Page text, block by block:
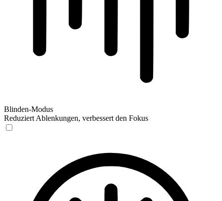
Blinden-Modus
Reduziert Ablenkungen, verbessert den Fokus